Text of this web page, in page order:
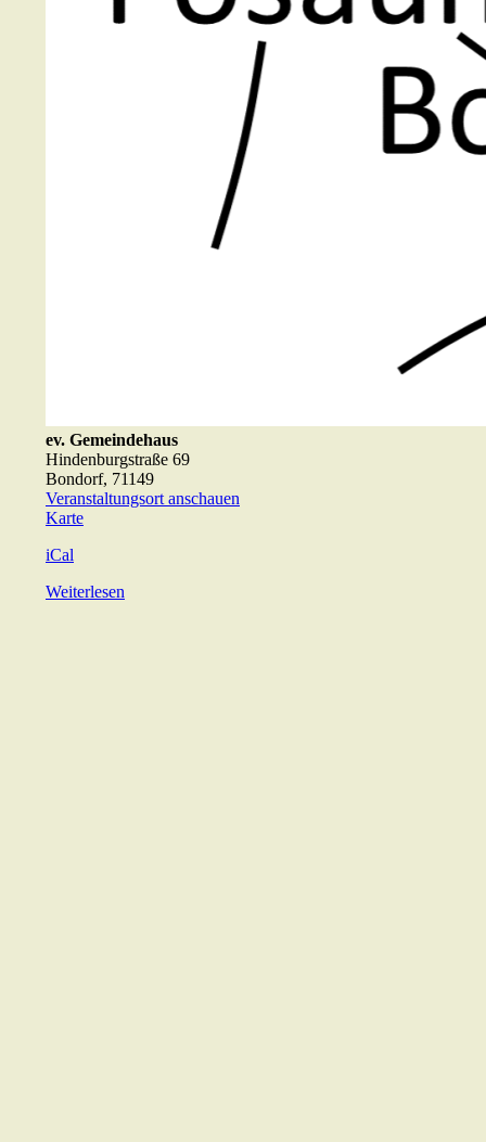
ev. Gemeindehaus
Hindenburgstraße 69
Bondorf, 71149
Veranstaltungsort anschauen
Karteev.
iCal
Weiterlesen